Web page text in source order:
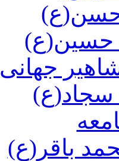
حسن(ع)
حسین(ع)
جهانی
سجاد(ع)
باقر(ع)